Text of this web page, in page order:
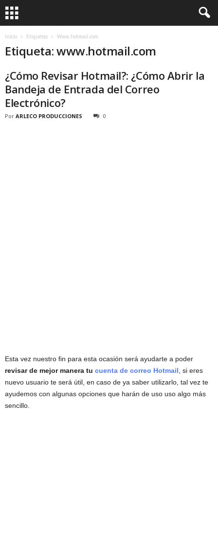
Inicio Etiquetas Www.hotmail.com
Etiqueta: www.hotmail.com
¿Cómo Revisar Hotmail?: ¿Cómo Abrir la
Bandeja de Entrada del Correo
Electrónico?
Por ARLECO PRODUCCIONES 0
Esta vez nuestro fin para esta ocasión será ayudarte a poder
revisar de mejor manera tu cuenta de correo Hotmail , si eres
nuevo usuario te será útil, en caso de ya saber utilizarlo, tal vez te
ayudemos con algunas opciones que harán de uso uso algo más
sencillo.